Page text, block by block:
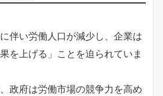
伴い労働人口が減少し、企業は
を上げる」ことを迫られていま
政府は労働市場の競争力を高め